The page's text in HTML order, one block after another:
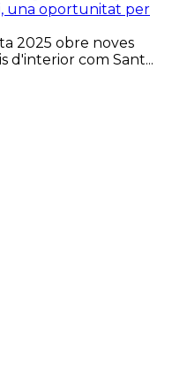
una oportunitat per
2025 obre noves
d'interior com Sant...